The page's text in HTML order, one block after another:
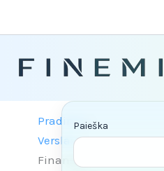
Pradinis
Verslas
Finansai
Paieška